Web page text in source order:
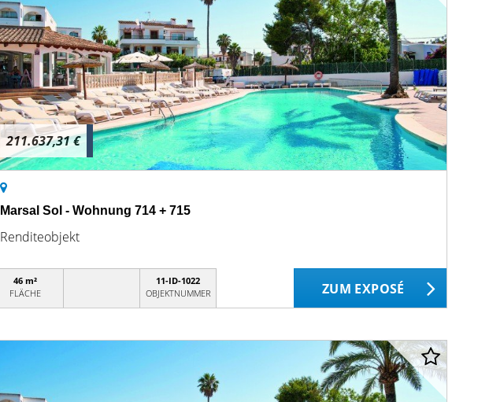
211.637,31 €
Marsal Sol - Wohnung 714 + 715
Renditeobjekt
46 m²
FLÄCHE
11-ID-1022
OBJEKTNUMMER
ZUM EXPOSÉ